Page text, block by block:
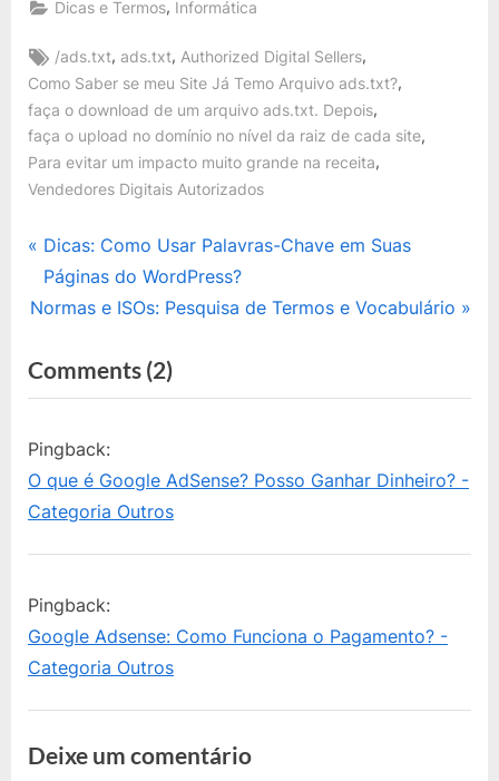
Dicas e Termos, Informática
Tags:
/ads.txt, ads.txt, Authorized Digital Sellers,
Como Saber se meu Site Já Temo Arquivo ads.txt?,
faça o download de um arquivo ads.txt. Depois,
faça o upload no domínio no nível da raiz de cada site,
Para evitar um impacto muito grande na receita,
Vendedores Digitais Autorizados
Navegação
de
P
r
e
i
o
s
P
o
s
:
Dicas: Como Usar Palavras-Chave em Suas
Páginas do WordPress?
N
x
t
o
s
t
:
Normas e ISOs: Pesquisa de Termos e Vocabulário
Comments (2)on
“O
é
O
Google
AdSense?”
Pingback:
O que é Google AdSense? Posso Ganhar Dinheiro? -
Categoria Outros
Pingback:
Google Adsense: Como Funciona o Pagamento? -
Categoria Outros
Deixe um comentário